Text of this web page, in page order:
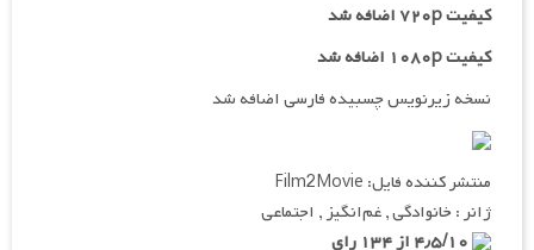
کیفیت ۷۲۰p اضافه شد
کیفیت ۱۰۸۰p اضافه شد
نسخه زیرنویس چسبیده فارسی اضافه شد
منتشر کننده فایل: Film2Movie
ژانر : خانوادگی , غم‌انگیز , اجتماعی